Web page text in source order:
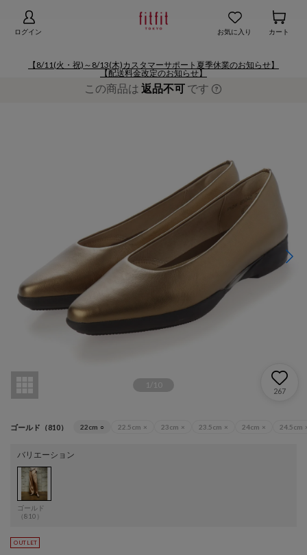
ログイン お気に入り カート
【8/11(火・祝)～8/13(木)カスタマーサポート夏季休業のお知らせ】
【配送料金改定のお知らせ】
この商品は 返品不可 です
1 10
267
ゴールド（810） 22cm ○ 22.5cm × 23cm × 23.5cm × 24cm × 24.5cm
バリエーション
ゴールド
（810）